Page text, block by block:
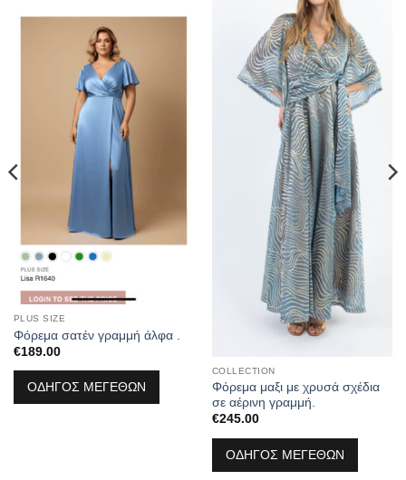
PLUS SIZE
Φόρεμα σατέν γραμμή άλφα .
€189.00
ΟΔΗΓΟΣ ΜΕΓΕΘΩΝ
COLLECTION
Φόρεμα μαξι με χρυσά σχέδια
σε αέρινη γραμμή.
€245.00
ΟΔΗΓΟΣ ΜΕΓΕΘΩΝ